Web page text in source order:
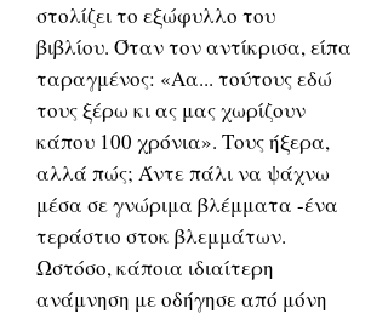
στολίζει το εξώφυλλο του
βιβλίου. Όταν τον αντίκρισα, είπα
ταραγμένος: «Αα... τούτους εδώ
τους ξέρω κι ας μας χωρίζουν
κάπου 100 χρόνια». Τους ήξερα,
αλλά πώς; Άντε πάλι να ψάχνω
μέσα σε γνώριμα βλέμματα -ένα
τεράστιο στοκ βλεμμάτων.
Ωστόσο, κάποια ιδιαίτερη
ανάμνηση με οδήγησε από μόνη